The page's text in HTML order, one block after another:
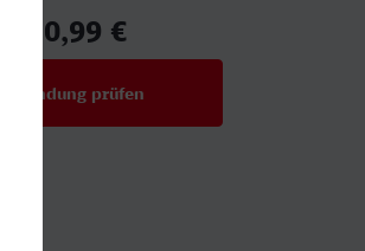
50,99 €
Verbindung prüfen